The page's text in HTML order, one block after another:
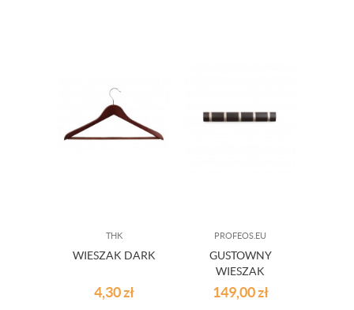
THK
WIESZAK DARK
4,30zł
PROFEOS.EU
GUSTOWNY
WIESZAK
ŚCIENNY
ELEGANT - 2
149,00zł